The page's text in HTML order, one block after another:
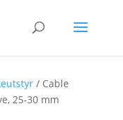
/ Cable
25-30 mm